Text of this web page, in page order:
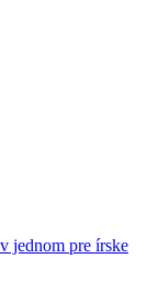
jednom pre írske